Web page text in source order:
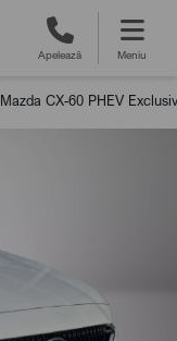
Apelează Meniu
Mazda CX-60 PHEV